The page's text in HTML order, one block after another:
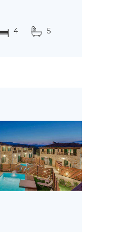
4 5